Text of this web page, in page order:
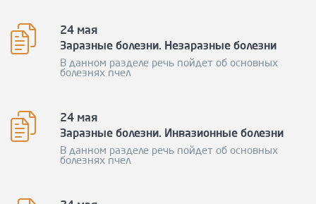
24 мая
Заразные болезни. Незаразные болезни
В данном разделе речь пойдет об основных
болезнях пчел
24 мая
Заразные болезни. Инвазионные болезни
В данном разделе речь пойдет об основных
болезнях пчел